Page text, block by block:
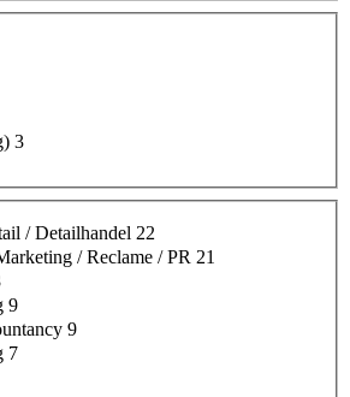
3
/ Detailhandel 22
/ Reclame / PR 21
9
9
7